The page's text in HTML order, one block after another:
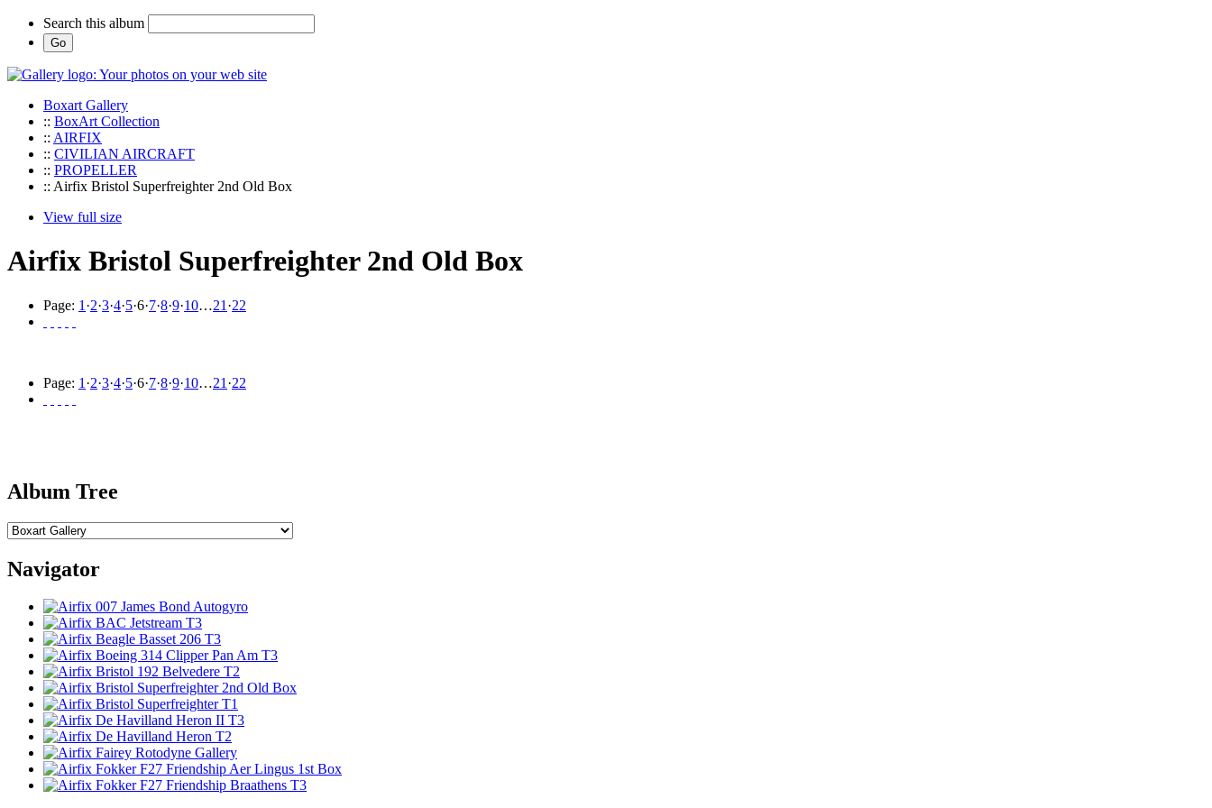
Search this album
Boxart Gallery
:: BoxArt Collection
:: AIRFIX
:: CIVILIAN AIRCRAFT
:: PROPELLER
:: Airfix Bristol Superfreighter 2nd Old Box
View full size
Airfix Bristol Superfreighter 2nd Old Box
Page: 1 ·2·3·4·5·6·7·8·9·10…21 ·22
Page: 1 ·2·3·4·5·6·7·8·9·10…21 ·22
Album Tree
Navigator